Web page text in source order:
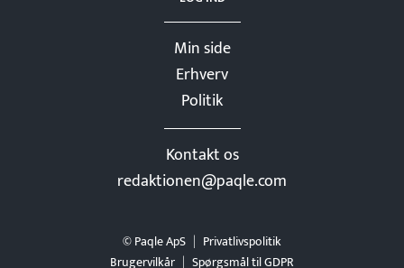
Min side
Erhverv
Politik
Kontakt os
redaktionen@paqle.com
© Paqle ApS
Privatlivspolitik
Brugervilkår
Spørgsmål til GDPR